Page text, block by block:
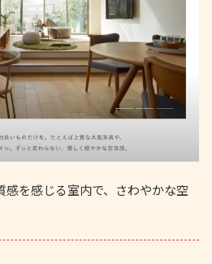
感を感じる室内で、さわやかな空